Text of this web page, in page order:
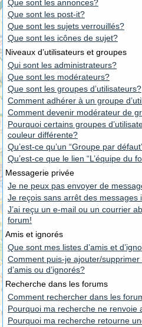
Que sont les annonces?
Que sont les post-it?
Que sont les sujets verrouillés?
Que sont les icônes de sujet?
Niveaux d’utilisateurs et groupes
Qui sont les administrateurs?
Que sont les modérateurs?
Que sont les groupes d’utilisateurs?
Comment adhérer à un groupe
Comment devenir modérateur de
Pourquoi certains groupes
couleur différente?
Qu’est-ce qu’un “Groupe par
Qu’est-ce que le lien “L’équipe du
Messagerie privée
Je ne peux pas envoyer de
Je reçois sans arrêt des messages
J’ai reçu un e-mail ou un courrier
forum!
Amis et ignorés
Que sont mes listes d’amis et
Comment puis-je ajouter/
d’amis ou d’ignorés?
Recherche dans les forums
Comment rechercher dans les
Pourquoi ma recherche ne renvoie
Pourquoi ma recherche retourne